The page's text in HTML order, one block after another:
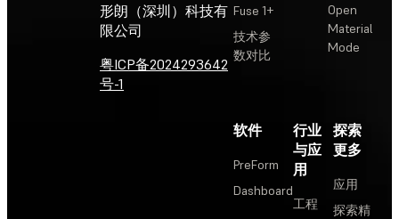
形朗（深圳）科技有
限公司
粤ICP备2024293642
号-1
Fuse 1+
技术参
数对比
Open
Material
Mode
软件
PreForm
Dashboard
行业
与应
用
工程
探索
更多
应用
探索精